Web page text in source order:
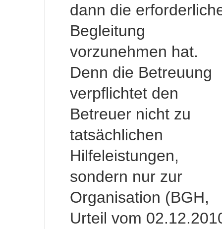
dann die
Begleitung
vorzunehmen hat.
Denn die Betreuung
verpflichtet den
Betreuer nicht zu
tatsächlichen
Hilfeleistungen,
sondern nur zur
Organisation (BGH,
Urteil vom